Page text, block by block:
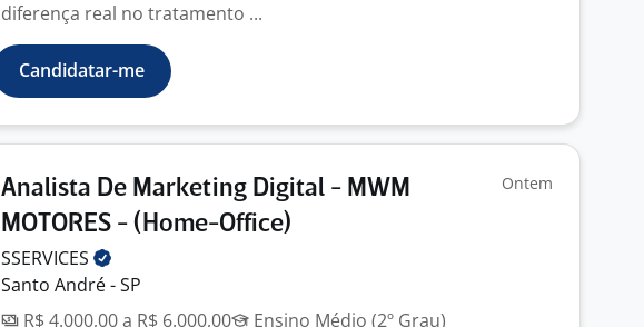
diferença real no tratamento ...
Candidatar-me
Analista De Marketing Digital - MWM
MOTORES - (Home-Office)
Ontem
SSERVICES
Santo André - SP
R$ 4.000,00 a R$ 6.000,00
Ensino Médio (2º Grau)